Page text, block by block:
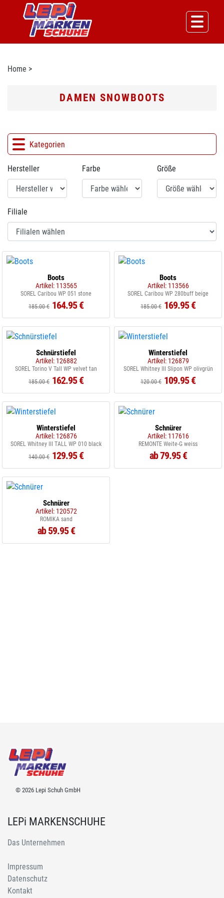
Home >
DAMEN SNOWBOOTS
Kategorien
Hersteller Farbe Größe
Filiale
Boots
Artikel: 113565
SOREL Caribou WP 051 stone
185.00 € 164.95 €
Boots
Artikel: 113566
SOREL Caribou WP 280buff beige
185.00 € 169.95 €
Schnürstiefel
Artikel: 126882
SOREL Torino V Tall WP velvet tan
185.00 € 162.95 €
Winterstiefel
Artikel: 126879
SOREL Whitney III Slipon WP olivgrün
120.00 € 109.95 €
Winterstiefel
Artikel: 126876
SOREL Whitney III TALL WP 010 black
140.00 € 129.95 €
Schnürer
Artikel: 117616
REMONTE Weite-G weiss
ab 79.95 €
Schnürer
Artikel: 120572
ROMIKA sand
ab 59.95 €
© 2026 Lepi Schuh GmbH
LEPi MARKENSCHUHE
Das Unternehmen
Impressum
Datenschutz
Kontakt